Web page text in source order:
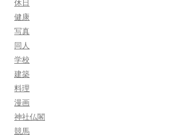
休日
健康
写真
同人
学校
建築
料理
漫画
神社仏閣
競馬